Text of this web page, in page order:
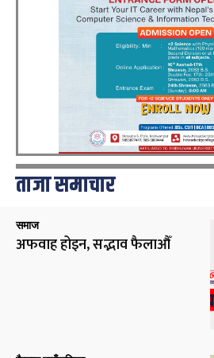
ताजा समाचार
समाज
अफवाह होइन, सद्भाव फैलाऔँ